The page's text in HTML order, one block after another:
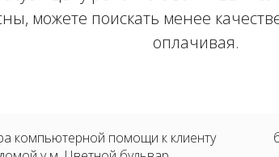
можете поискать менее
оплачивая.
компьютерной помощи к клиенту